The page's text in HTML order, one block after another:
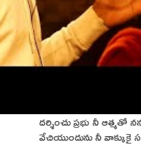
దర్శించు ప్రభు నీ ఆత్మతో
వేచియుందును నీ